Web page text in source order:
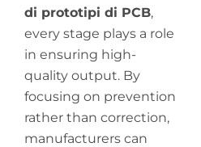
di prototipi di PCB,
every stage plays a role
in ensuring high-
quality output. By
focusing on prevention
rather than correction,
manufacturers can